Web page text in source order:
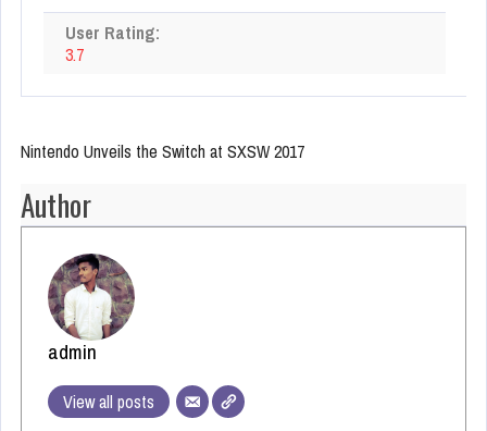
User Rating:
3.7
Nintendo Unveils the Switch at SXSW 2017
Author
admin
View all posts